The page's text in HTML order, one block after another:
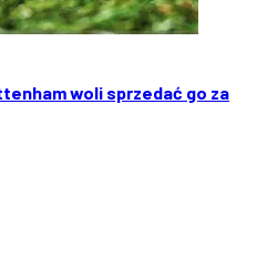
woli sprzedać go za